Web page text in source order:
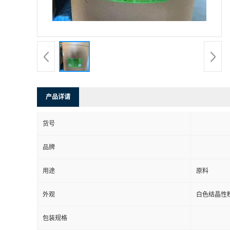
产品详请
货号
品牌
用途 原料
外观 白色结晶性
包装规格